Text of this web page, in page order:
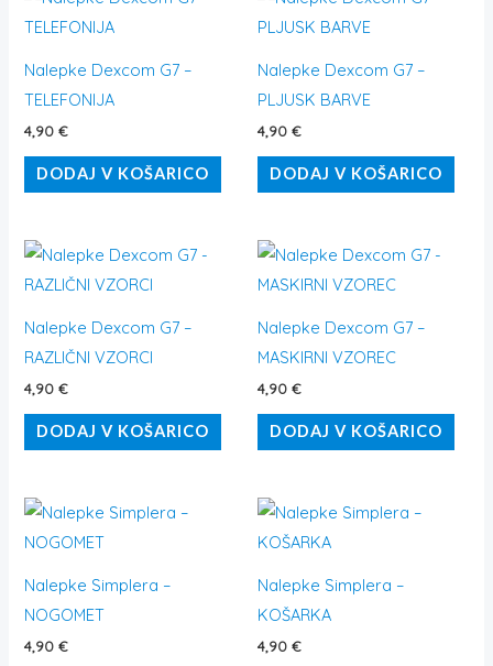
Nalepke Dexcom G7 –
TELEFONIJA
4,90€
DODAJ V KOŠARICO
Nalepke Dexcom G7 –
PLJUSK BARVE
4,90 €
DODAJ V KOŠARICO
Nalepke Dexcom G7 –
RAZLIČNI VZORCI
4,90€
DODAJ V KOŠARICO
Nalepke Dexcom G7 –
MASKIRNI VZOREC
4,90 €
DODAJ V KOŠARICO
Nalepke Simplera –
NOGOMET
4,90€
Nalepke Simplera –
KOŠARKA
4,90 €